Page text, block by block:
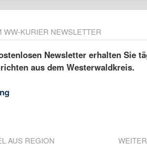
KURIER NEWSLETTER
Newsletter erhalten Sie
aus dem Westerwaldkreis.
AUS REGION